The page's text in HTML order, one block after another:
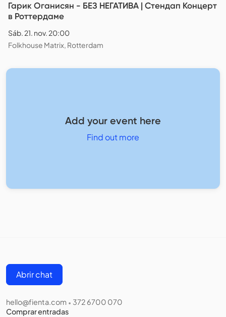
Гарик Оганисян - БЕЗ НЕГАТИВА | Стендап Концерт
в Роттердаме
Sáb. 21. nov. 20:00
Folkhouse Matrix, Rotterdam
Add your event here
Find out more
Abrir chat
hello@fienta.com • 372 6700 070
Comprar entradas